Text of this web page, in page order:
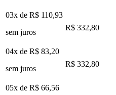
03x de R$ 110,93
sem juros
R$ 332,80
04x de R$ 83,20
sem juros
R$ 332,80
05x de R$ 66,56